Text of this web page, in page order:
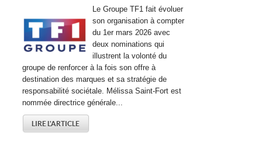
Le Groupe TF1 fait évoluer
son organisation à compter
du 1er mars 2026 avec
deux nominations qui
illustrent la volonté du
groupe de renforcer à la fois son offre à
destination des marques et sa stratégie de
responsabilité sociétale. Mélissa Saint-Fort est
nommée directrice générale...
LIRE L'ARTICLE